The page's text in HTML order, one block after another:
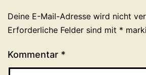
Deine E-Mail-Adresse wird nicht
Erforderliche Felder sind mit *
Kommentar *